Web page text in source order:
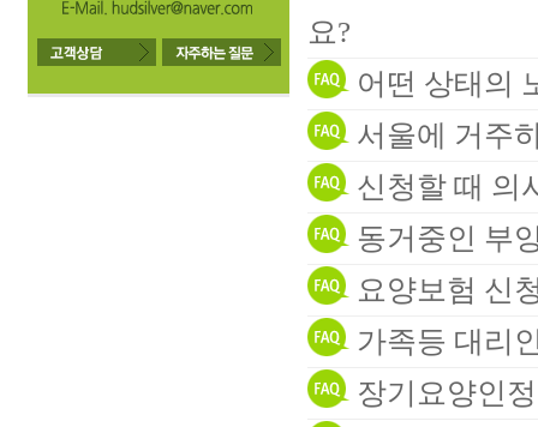
요?
어떤 상태의
서울에 거주
신청할 때 의
동거중인 부
요양보험 신
가족등 대리
장기요양인